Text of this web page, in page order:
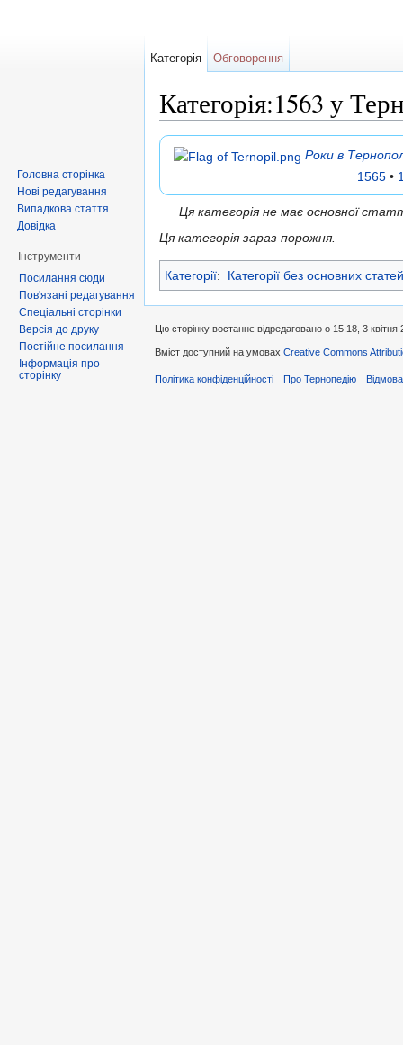
Категорія:1563 у
Роки в
1565 •
Ця категорія не має основної
Ця категорія зараз порожня.
Категорії: Категорії без основних статей
Категорія Обговорення
Головна сторінка
Нові редагування
Випадкова стаття
Довідка
Інструменти
Посилання сюди
Пов'язані редагування
Спеціальні сторінки
Версія до друку
Постійне посилання
Інформація про
сторінку
Цю сторінку востаннє відредаговано о 15:18, 3 квітня
Вміст доступний на умовах Creative Commons
Політика конфіденційності Про Тернопедію